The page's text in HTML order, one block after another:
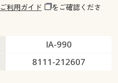
ご利用ガイド
をご確認くださ
IA-990
8111-212607